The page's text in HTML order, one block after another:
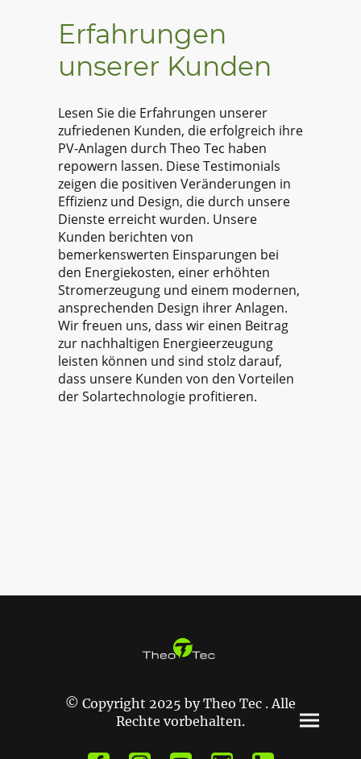
Erfahrungen
unserer Kunden
Lesen Sie die Erfahrungen unserer
zufriedenen Kunden, die erfolgreich ihre
PV-Anlagen durch Theo Tec haben
repowern lassen. Diese Testimonials
zeigen die positiven Veränderungen in
Effizienz und Design, die durch unsere
Dienste erreicht wurden. Unsere
Kunden berichten von
bemerkenswerten Einsparungen bei
den Energiekosten, einer erhöhten
Stromerzeugung und einem modernen,
ansprechenden Design ihrer Anlagen.
Wir freuen uns, dass wir einen Beitrag
zur nachhaltigen Energieerzeugung
leisten können und sind stolz darauf,
dass unsere Kunden von den Vorteilen
der Solartechnologie profitieren.
© Copyright 2025 by Theo Tec . Alle
Rechte vorbehalten.